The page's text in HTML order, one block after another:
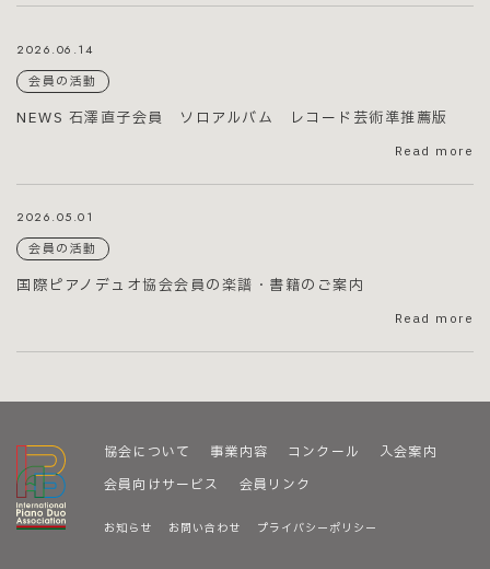
2026.06.14
会員の活動
NEWS 石澤直子会員 ソロアルバム レコード芸術準推薦版
Read more
2026.05.01
会員の活動
国際ピアノデュオ協会会員の楽譜・書籍のご案内
Read more
協会について 事業内容 コンクール
入会案内
会員向けサービス
会員リンク
お知らせ お問い合わせ プライバシーポリシー